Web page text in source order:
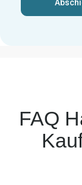
FAQ